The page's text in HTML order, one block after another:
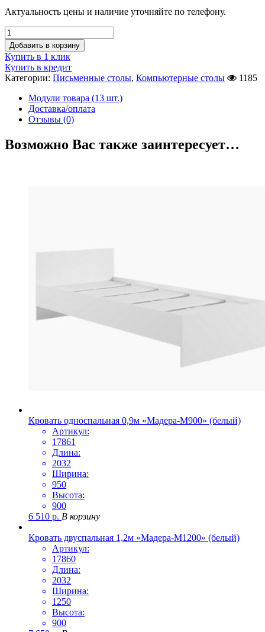
Актуальность цены и наличие уточняйте по телефону.
Добавить в корзину
Купить в 1 клик
Купить в кредит
Категории: Письменные столы, Компьютерные столы
1185
Модули товара (13 шт.)
Доставка/оплата
Отзывы (0)
Возможно Вас также заинтересует…
Кровать односпальная 0,9м «Мадера-М900» (белый)
Артикул:
17861
Длина:
2032
Ширина:
950
Высота:
900
6 510 р. В корзину
Кровать двуспальная 1,2м «Мадера-М1200» (белый)
Артикул:
17860
Длина:
2032
Ширина:
1250
Высота:
900